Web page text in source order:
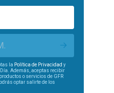
la Política de Privacidad y
Día. Además, aceptas recibir
o servicios de GFR
optar salirte de los